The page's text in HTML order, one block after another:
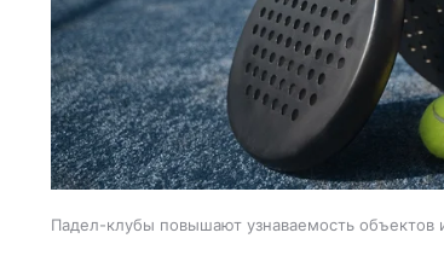
Падел-клубы повышают узнаваемость